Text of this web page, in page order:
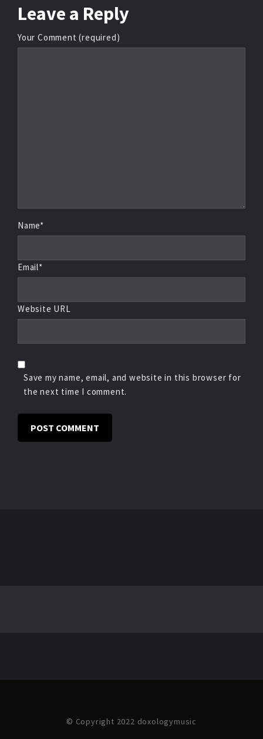
Leave a Reply
Your Comment (required)
Name*
Email*
Website URL
Save my name, email, and website in this browser for
the next time I comment.
© Copyright 2022 doxologymusic